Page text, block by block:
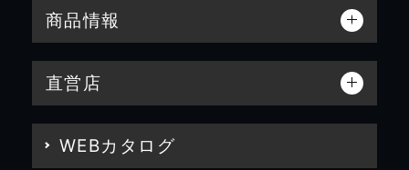
商品情報
直営店
WEBカタログ